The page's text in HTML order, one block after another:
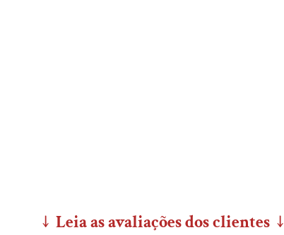
↓ Leia as avaliações dos clientes ↓